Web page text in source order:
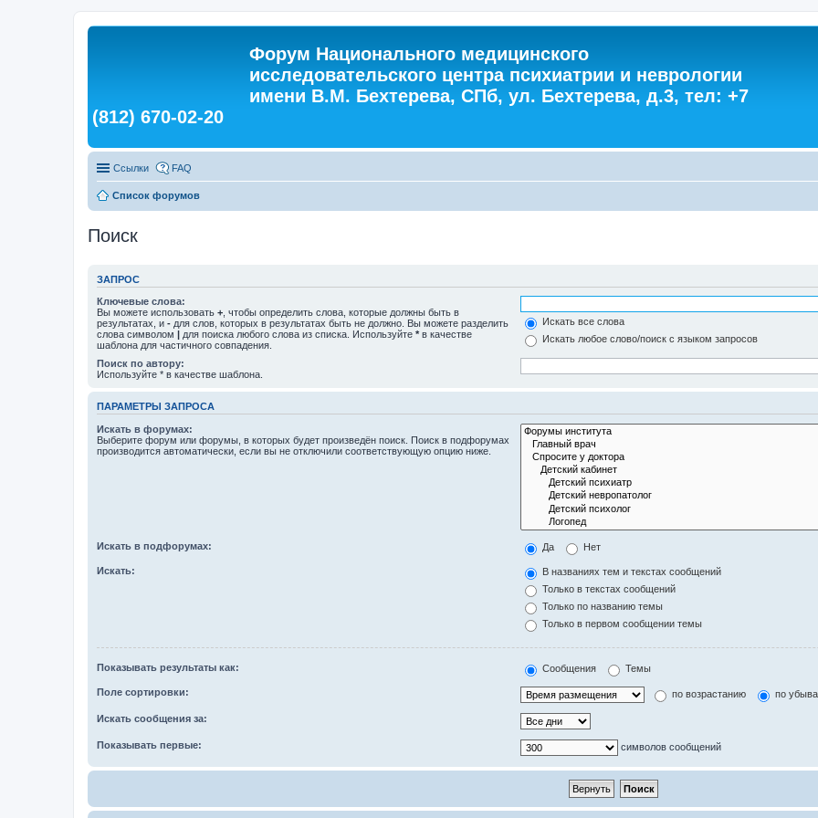
Форум Национального медицинского
исследовательского центра психиатрии и неврологии
имени В.М. Бехтерева, СПб, ул. Бехтерева, д.3, тел: +7
(812) 670-02-20
Ссылки FAQ
Список форумов
Поиск
ЗАПРОС
Ключевые слова:
Вы можете использовать + , чтобы определить слова, которые должны быть в
результатах, и - для слов, которых в результатах быть не должно. Вы можете разделить
слова символом | для поиска любого слова из списка. Используйте * в качестве
шаблона для частичного совпадения.
Искать все слова
Искать любое слово/поиск с языком запросов
Поиск по автору:
Используйте * в качестве шаблона.
ПАРАМЕТРЫ ЗАПРОСА
Искать в форумах:
Выберите форум или форумы, в которых будет произведён поиск. Поиск в подфорумах
производится автоматически, если вы не отключили соответствующую опцию ниже.
Искать в подфорумах: Да Нет
Искать:
В названиях тем и текстах сообщений
Только в текстах сообщений
Только по названию темы
Только в первом сообщении темы
Показывать результаты как: Сообщения Темы
Поле сортировки: по возрастанию по
Искать сообщения за:
Показывать первые: символов сообщений